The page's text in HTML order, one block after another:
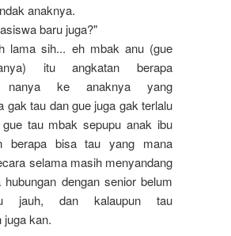
anaknya.
baru juga?"
lama sih... eh mbak anu (gue
itu angkatan berapa
ke anaknya yang
gak tau dan gue juga gak terlalu
tau mbak sepupu anak ibu
berapa bisa tau yang mana
selama masih menyandang
dengan senior belum
jauh, dan kalaupun tau
juga kan.